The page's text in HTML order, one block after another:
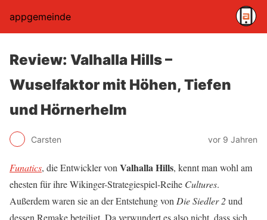
appgemeinde
Review: Valhalla Hills –
Wuselfaktor mit Höhen, Tiefen
und Hörnerhelm
Carsten vor 9 Jahren
Funatics, die Entwickler von Valhalla Hills, kennt man wohl am
ehesten für ihre Wikinger-Strategiespiel-Reihe Cultures.
Außerdem waren sie an der Entstehung von Die Siedler 2und
dessen Remake beteiligt. Da verwundert es also nicht, dass sich